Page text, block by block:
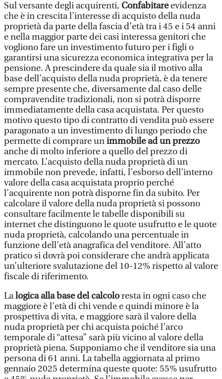
Sul versante degli acquirenti, Confabitareevidenza
che è in crescita l’interesse di acquisto della nuda
proprietà da parte della fascia d’età tra i 45 e i 54 anni
e nella maggior parte dei casi interessa genitori che
vogliono fare un investimento futuro per i figli o
garantirsi una sicurezza economica integrativa per la
pensione. A prescindere da quale sia il motivo alla
base dell’acquisto della nuda proprietà, è da tenere
sempre presente che, diversamente dal caso delle
compravendite tradizionali, non si potrà disporre
immediatamente della casa acquistata. Per questo
motivo questo tipo di contratto di vendita può essere
paragonato a un investimento di lungo periodo che
permette di comprare unimmobile ad un prezzo
anche di molto inferiore a quello del prezzo di
mercato. L’acquisto della nuda proprietà di un
immobile non prevede, infatti, l’esborso dell’interno
valore della casa acquistata proprio perché
l’acquirente non potrà disporne fin da subito. Per
calcolare il valore della nuda proprietà si possono
consultare facilmente le tabelle disponibili su
internet che distinguono le quote usufrutto e le quote
nuda proprietà, calcolando una percentuale in
funzione dell’età anagrafica del venditore. All’atto
pratico si dovrà poi considerare che andrà applicata
un’ulteriore svalutazione del 10-12% rispetto al valore
fiscale di riferimento.
Lalogica alla base del calcoloresta in ogni caso che
maggiore è l’età di chi vende e quindi minore è la
prospettiva di vita, e maggiore sarà il valore della
nuda proprietà per chi acquista poiché l’arco
temporale di “attesa” sarà più vicino al valore della
proprietà piena. Supponiamo che il venditore sia una
persona di 61 anni. La tabella aggiornata al primo
gennaio 2025 determina queste quote: 55% usufrutto